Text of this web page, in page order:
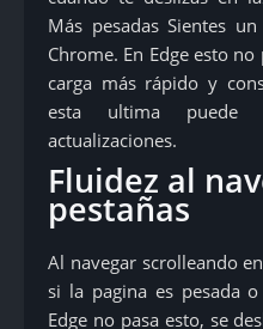
Más pesadas Sientes
Chrome. En Edge esto
carga más rápido y
esta ultima puede
actualizaciones.
Fluidez al
pestañas
Al navegar scrolleando
si la pagina es pesada
Edge no pasa esto, se